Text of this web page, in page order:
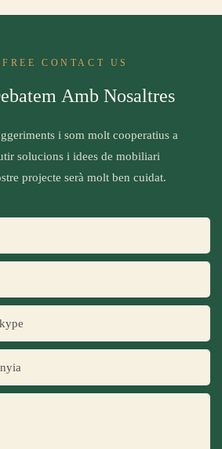
CONTACT US
Amb Nosaltres
i som molt cooperatius a
solucions i idees de mobiliari
projecte serà molt ben cuidat.